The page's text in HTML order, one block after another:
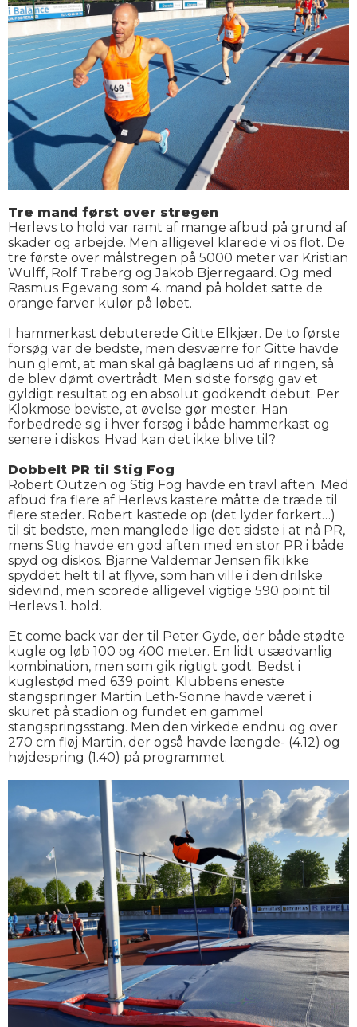
Tre mand først over stregen
Herlevs to hold var ramt af mange afbud på grund af
skader og arbejde. Men alligevel klarede vi os flot. De
tre første over målstregen på 5000 meter var Kristian
Wulff, Rolf Traberg og Jakob Bjerregaard. Og med
Rasmus Egevang som 4. mand på holdet satte de
orange farver kulør på løbet.
I hammerkast debuterede Gitte Elkjær. De to første
forsøg var de bedste, men desværre for Gitte havde
hun glemt, at man skal gå baglæns ud af ringen, så
de blev dømt overtrådt. Men sidste forsøg gav et
gyldigt resultat og en absolut godkendt debut. Per
Klokmose beviste, at øvelse gør mester. Han
forbedrede sig i hver forsøg i både hammerkast og
senere i diskos. Hvad kan det ikke blive til?
Dobbelt PR til Stig Fog
Robert Outzen og Stig Fog havde en travl aften. Med
afbud fra flere af Herlevs kastere måtte de træde til
flere steder. Robert kastede op (det lyder forkert…)
til sit bedste, men manglede lige det sidste i at nå PR,
mens Stig havde en god aften med en stor PR i både
spyd og diskos. Bjarne Valdemar Jensen fik ikke
spyddet helt til at flyve, som han ville i den drilske
sidevind, men scorede alligevel vigtige 590 point til
Herlevs 1. hold.
Et come back var der til Peter Gyde, der både stødte
kugle og løb 100 og 400 meter. En lidt usædvanlig
kombination, men som gik rigtigt godt. Bedst i
kuglestød med 639 point. Klubbens eneste
stangspringer Martin Leth-Sonne havde været i
skuret på stadion og fundet en gammel
stangspringsstang. Men den virkede endnu og over
270 cm fløj Martin, der også havde længde- (4.12) og
højdespring (1.40) på programmet.